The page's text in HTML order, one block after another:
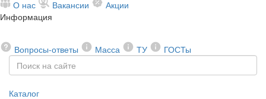
О нас Вакансии
Акции
Информация
Вопросы-ответы Масса ТУ ГОСТы
Каталог